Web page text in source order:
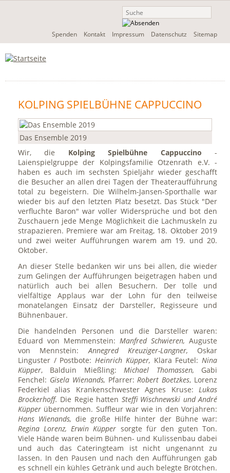
Navigation
Spenden Kontakt Impressum Datenschutz Sitemap
KOLPING SPIELBÜHNE CAPPUCCINO
Das Ensemble 2019
Wir, die Kolping Spielbühne Cappuccino-
Laienspielgruppe der Kolpingsfamilie Otzenrath e.V. -
haben es auch im sechsten Spieljahr wieder geschafft
die Besucher an allen drei Tagen der Theateraufführung
total zu begeistern. Die Wilhelm-Jansen-Sporthalle war
wieder bis auf den letzten Platz besetzt. Das Stück "Der
verfluchte Baron" war voller Widersprüche und bot den
Zuschauern jede Menge Möglichkeit die Lachmuskeln zu
strapazieren. Premiere war am Freitag, 18. Oktober 2019
und zwei weiter Aufführungen warem am 19. und 20.
Oktober.
An dieser Stelle bedanken wir uns bei allen, die wieder
zum Gelingen der Aufführungen beigetragen haben und
natürlich auch bei allen Besuchern. Der tolle und
vielfältige Applaus war der Lohn für den teilweise
monatelangen Einsatz der Darsteller, Regisseure und
Bühnenbauer.
Die handelnden Personen und die Darsteller waren:
Eduard von Memmenstein: Manfred Schwieren, Auguste
von Mennstein: Annegred Kreuziger-Langner, Oskar
Linguster / Postbote:Heinrich Küpper, Klara Feutel:Nina
Küpper, Balduin Mießling:Michael Thomassen, Gabi
Fenchel: Gisela Wienands, Pfarrer:Robert Boetzkes, Lorenz
Federkiel alias Krankenschwester Agnes Kruse: Lukas
Brockerhoff. Die Regie hatten Steffi Wischnewski und André
Küpper übernommen. Suffleur war wie in den Vorjahren:
Hans Wienands, die große Hilfe hinter der Bühne war:
Regina Lorenz, Erwin Küpper sorgte für den guten Ton.
Viele Hände waren beim Bühnen- und Kulissenbau dabei
und auch das Cateringteam ist nicht ungenannt zu
lassen. In den Pausen und nach den Aufführungen gab
es schnell ein kühles Getränk und auch belegte Brötchen.